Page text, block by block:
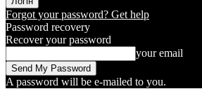
Forgot your password? Get help
Password recovery
Recover your password
your email
A password will be e-mailed to you.